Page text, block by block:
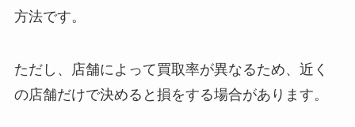
方法です。
ただし、店舗によって買取率が異なるため、近く
の店舗だけで決めると損をする場合があります。